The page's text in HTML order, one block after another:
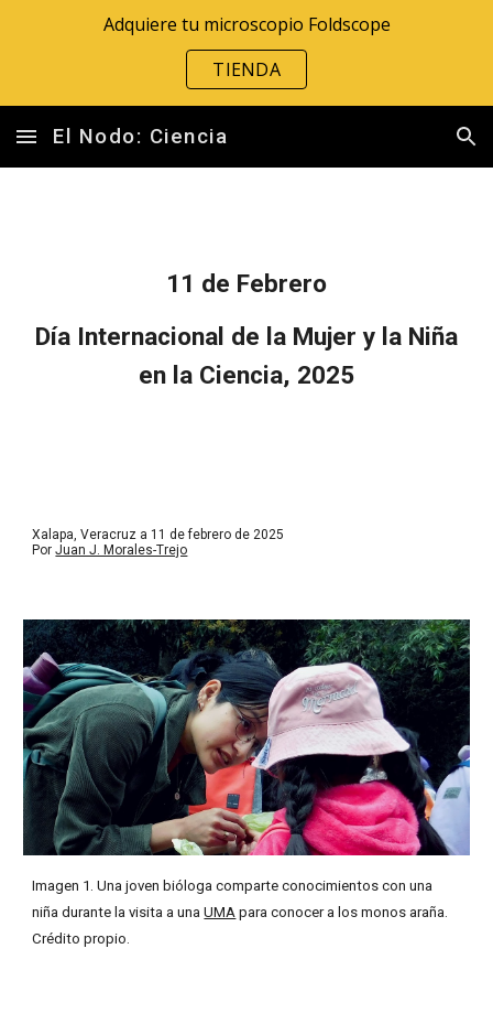
Skip to main content Skip to navigation
Adquiere tu microscopio Foldscope
TIENDA
El Nodo: Ciencia
11 de Febrero
Día Internacional de la Mujer y la Niña
en la Ciencia, 2025
Xalapa, Veracruz a 11 de febrero de 2025
PorJuan J. Morales-Trejo
Imagen 1. Una joven bióloga comparte conocimientos con una
niña durante la visita a unaUMA para conocer a los monos araña.
Crédito propio.